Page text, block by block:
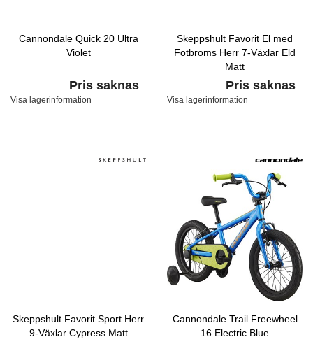
Cannondale Quick 20 Ultra
Violet
Pris saknas
Visa lagerinformation
Skeppshult Favorit El med
Fotbroms Herr 7-Växlar Eld
Matt
Pris saknas
Visa lagerinformation
Skeppshult Favorit Sport Herr
9-Växlar Cypress Matt
Cannondale Trail Freewheel
16 Electric Blue